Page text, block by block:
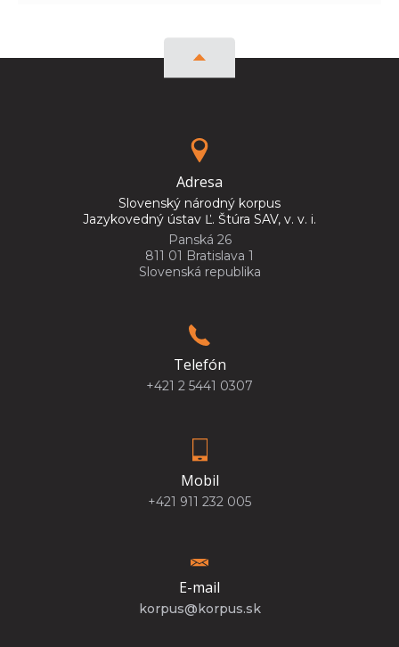
Adresa
Slovenský národný korpus
Jazykovedný ústav Ľ. Štúra SAV, v. v. i.
Panská 26
811 01 Bratislava 1
Slovenská republika
Telefón
+421 2 5441 0307
Mobil
+421 911 232 005
E-mail
korpus@korpus.sk